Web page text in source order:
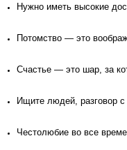
Нужно иметь высокие
Потомство — это
Счастье — это шар, за
Ищите людей, разговор с
Честолюбие во все